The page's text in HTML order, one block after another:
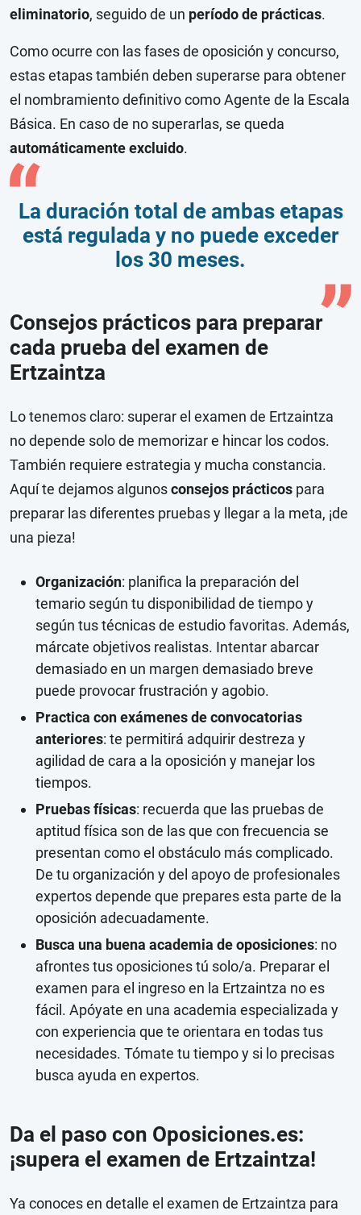
eliminatorio, seguido de un período de prácticas.
Como ocurre con las fases de oposición y concurso,
estas etapas también deben superarse para obtener
el nombramiento definitivo como Agente de la Escala
Básica. En caso de no superarlas, se queda
automáticamente excluido.
La duración total de ambas etapas
está regulada y no puede exceder
los 30 meses.
Consejos prácticos para preparar
cada prueba del examen de
Ertzaintza
Lo tenemos claro: superar el examen de Ertzaintza
no depende solo de memorizar e hincar los codos.
También requiere estrategia y mucha constancia.
Aquí te dejamos algunosconsejos prácticos para
preparar las diferentes pruebas y llegar a la meta, ¡de
una pieza!
Organización: planifica la preparación del
temario según tu disponibilidad de tiempo y
según tus técnicas de estudio favoritas. Además,
márcate objetivos realistas. Intentar abarcar
demasiado en un margen demasiado breve
puede provocar frustración y agobio.
Practica con exámenes de convocatorias
anteriores: te permitirá adquirir destreza y
agilidad de cara a la oposición y manejar los
tiempos.
Pruebas físicas: recuerda que las pruebas de
aptitud física son de las que con frecuencia se
presentan como el obstáculo más complicado.
De tu organización y del apoyo de profesionales
expertos depende que prepares esta parte de la
oposición adecuadamente.
Busca una buena academia de oposiciones: no
afrontes tus oposiciones tú solo/a. Preparar el
examen para el ingreso en la Ertzaintza no es
fácil. Apóyate en una academia especializada y
con experiencia que te orientara en todas tus
necesidades. Tómate tu tiempo y si lo precisas
busca ayuda en expertos.
Da el paso con Oposiciones.es:
¡supera el examen de Ertzaintza!
Ya conoces en detalle el examen de Ertzaintza para